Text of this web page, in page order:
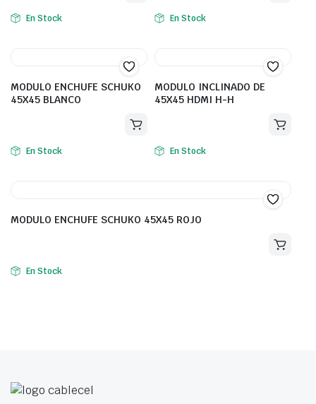
En Stock En Stock
MODULO ENCHUFE SCHUKO
45X45 BLANCO
En Stock
MODULO INCLINADO DE
45X45 HDMI H-H
En Stock
MODULO ENCHUFE SCHUKO 45X45 ROJO
En Stock